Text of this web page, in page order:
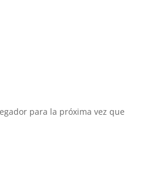
para la próxima vez que